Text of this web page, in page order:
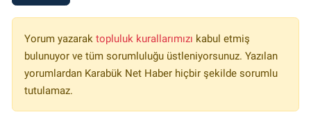
Yorum yazarak topluluk kurallarımızı kabul etmiş
bulunuyor ve tüm sorumluluğu üstleniyorsunuz. Yazılan
yorumlardan Karabük Net Haber hiçbir şekilde sorumlu
tutulamaz.